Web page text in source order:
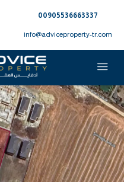
00905536663337⁩
info@adviceproperty-tr.com